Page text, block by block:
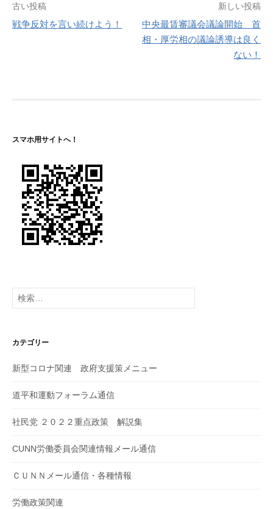
投
稿
シ
ョ
ン
古い投稿
戦争反対を言い続けよう！
新しい投稿
中央最賃審議会議論開始 首
相・厚労相の議論誘導は良く
ない！
スマホ用サイトへ！
検
索:
カテゴリー
新型コロナ関連 政府支援策メニュー
道平和運動フォーラム通信
社民党 ２０２２重点政策 解説集
CUNN労働委員会関連情報メール通信
ＣＵＮＮメール通信・各種情報
労働政策関連